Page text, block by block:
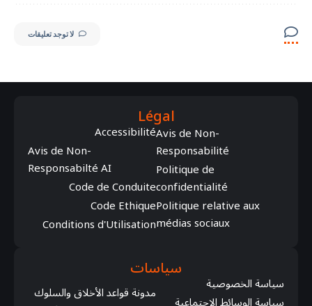
لا توجد تعليقات
Légal
Avis de Non-
Responsabilité
Politique de
confidentialité
Politique relative aux
médias sociaux
Accessibilité
Avis de Non-
Responsabilté AI
Code de Conduite
Code Ethique
Conditions d'Utilisation
سياسات
سياسة الخصوصية
مدونة قواعد الأخلاق والسلوك